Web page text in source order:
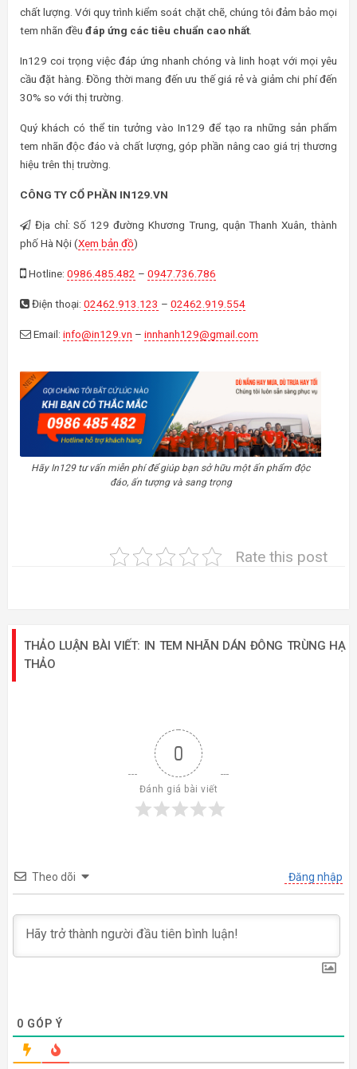
chất lượng. Với quy trình kiểm soát chặt chẽ, chúng tôi đảm bảo mọi
tem nhãn đều đáp ứng các tiêu chuẩn cao nhất.
In129 coi trọng việc đáp ứng nhanh chóng và linh hoạt với mọi yêu
cầu đặt hàng. Đồng thời mang đến ưu thế giá rẻ và giảm chi phí đến
30% so với thị trường.
Quý khách có thể tin tưởng vào In129 để tạo ra những sản phẩm
tem nhãn độc đáo và chất lượng, góp phần nâng cao giá trị thương
hiệu trên thị trường.
CÔNG TY CỔ PHẦN IN129.VN
Địa chỉ: Số 129 đường Khương Trung, quận Thanh Xuân, thành
phố Hà Nội (Xem bản đồ)
Hotline: 0986.485.482 – 0947.736.786
Điện thoại: 02462.913.123 – 02462.919.554
Email: info@in129.vn – innhanh129@gmail.com
Hãy In129 tư vấn miễn phí để giúp bạn sở hữu một ấn phẩm độc
đáo, ấn tượng và sang trọng
Rate this post
THẢO LUẬN BÀI VIẾT: IN TEM NHÃN DÁN ĐÔNG TRÙNG HẠ
THẢO
0
Đánh giá bài viết
Theo dõi Đăng nhập
0 GÓP Ý